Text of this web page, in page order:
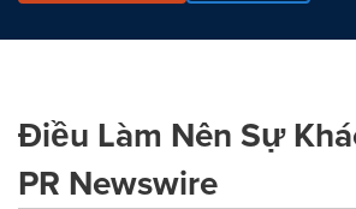
Điều Làm Nên Sự
PR Newswire